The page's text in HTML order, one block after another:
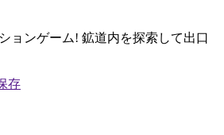
ョンゲーム! 鉱道内を探索して出口